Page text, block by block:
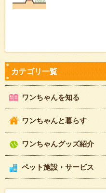
ワンちゃんを知る
ワンちゃんと暮らす
ワンちゃんグッズ紹介
ペット施設・サービス